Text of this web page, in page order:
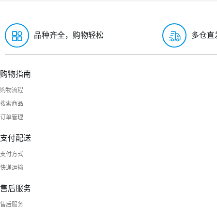
品种齐全，购物轻松 多仓直
购物指南
购物流程
搜索商品
订单管理
支付配送
支付方式
快递运输
售后服务
售后服务